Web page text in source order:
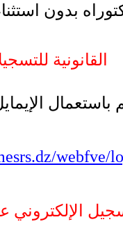
بدون
(القانونية
webfve/
الإلكتروني عبر